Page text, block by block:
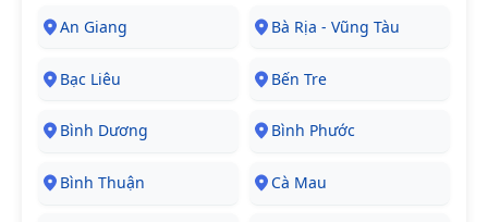
An Giang Bà Rịa - Vũng Tàu
Bạc Liêu Bến Tre
Bình Dương Bình Phước
Bình Thuận Cà Mau